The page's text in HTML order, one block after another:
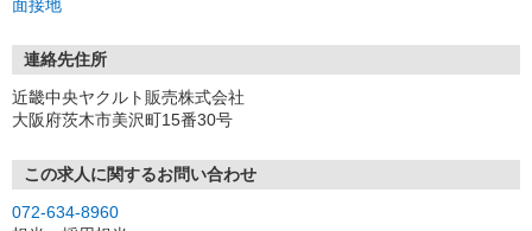
面接地
連絡先住所
近畿中央ヤクルト販売株式会社
大阪府茨木市美沢町15番30号
この求人に関するお問い合わせ
072-634-8960